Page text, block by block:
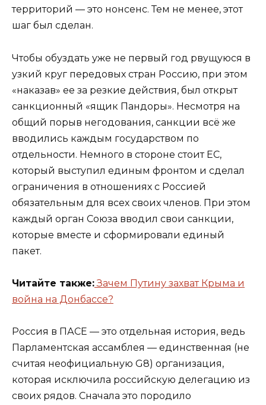
территорий — это нонсенс. Тем не менее, этот
шаг был сделан.
Чтобы обуздать уже не первый год рвущуюся в
узкий круг передовых стран Россию, при этом
«наказав» ее за резкие действия, был открыт
санкционный «ящик Пандоры». Несмотря на
общий порыв негодования, санкции всё же
вводились каждым государством по
отдельности. Немного в стороне стоит ЕС,
который выступил единым фронтом и сделал
ограничения в отношениях с Россией
обязательным для всех своих членов. При этом
каждый орган Союза вводил свои санкции,
которые вместе и сформировали единый
пакет.
Читайте также:Зачем Путину захват Крыма и
война на Донбассе?
Россия в ПАСЕ — это отдельная история, ведь
Парламентская ассамблея — единственная (не
считая неофициальную G8) организация,
которая исключила российскую делегацию из
своих рядов. Сначала это породило